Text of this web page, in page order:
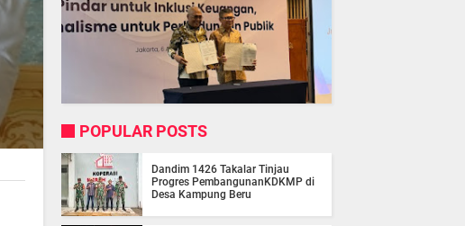
POPULAR POSTS
Dandim 1426 Takalar Tinjau
Progres PembangunanKDKMP di
Desa Kampung Beru